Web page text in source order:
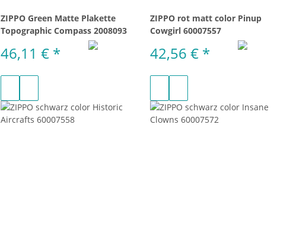
ZIPPO Green Matte Plakette
Topographic Compass 2008093
46,11 € *
ZIPPO rot matt color Pinup
Cowgirl 60007557
42,56 € *